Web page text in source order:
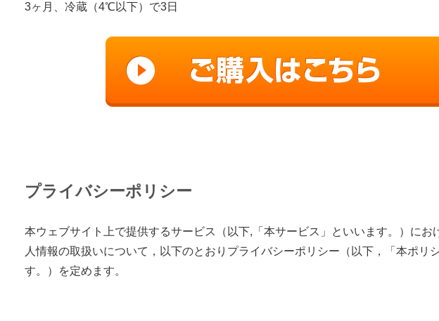
3ヶ月、冷蔵（4℃以下）で3日
プライバシーポリシー
本ウェブサイト上で提供するサービス（以下,「本サービス」といいます。）にお
人情報の取扱いについて，以下のとおりプライバシーポリシー（以下，「本ポリ
す。）を定めます。